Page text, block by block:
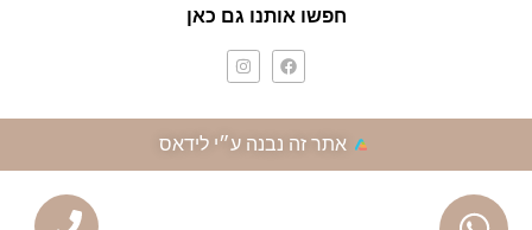
חפשו אותנו גם כאן
אתר זה נבנה ע״י לידאס